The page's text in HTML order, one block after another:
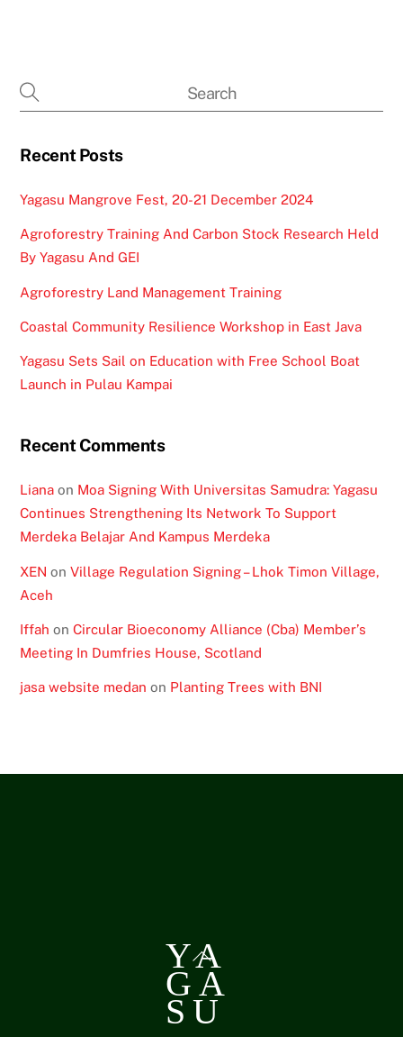
Recent Posts
Yagasu Mangrove Fest, 20-21 December 2024
Agroforestry Training And Carbon Stock Research Held
By Yagasu And GEI
Agroforestry Land Management Training
Coastal Community Resilience Workshop in East Java
Yagasu Sets Sail on Education with Free School Boat
Launch in Pulau Kampai
Recent Comments
Liana on Moa Signing With Universitas Samudra: Yagasu
Continues Strengthening Its Network To Support
Merdeka Belajar And Kampus Merdeka
XEN onVillage Regulation Signing – Lhok Timon Village,
Aceh
Iffah onCircular Bioeconomy Alliance (Cba) Member’s
Meeting In Dumfries House, Scotland
jasa website medan on Planting Trees with BNI
Back
To
Top
YA
GA
SU